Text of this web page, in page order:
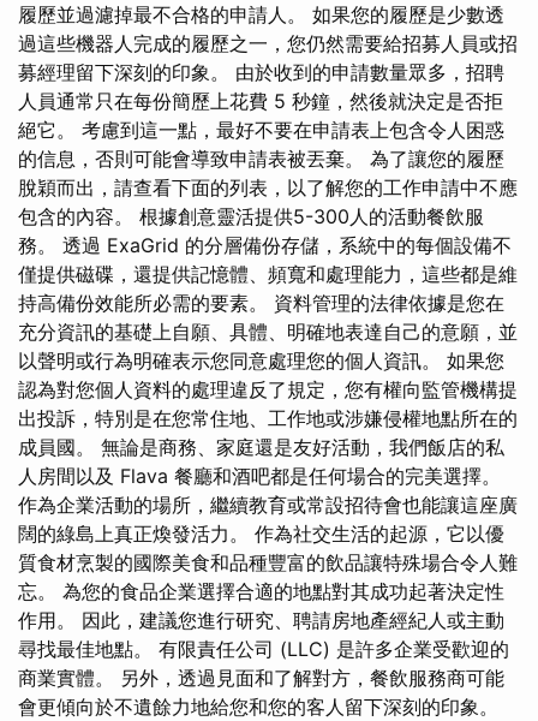
履歷並過濾掉最不合格的申請人。 如果您的履歷是少數透
過這些機器人完成的履歷之一，您仍然需要給招募人員或招
募經理留下深刻的印象。 由於收到的申請數量眾多，招聘
人員通常只在每份簡歷上花費 5 秒鐘，然後就決定是否拒
絕它。 考慮到這一點，最好不要在申請表上包含令人困惑
的信息，否則可能會導致申請表被丟棄。 為了讓您的履歷
脫穎而出，請查看下面的列表，以了解您的工作申請中不應
包含的內容。 根據創意靈活提供5-300人的活動餐飲服
務。 透過 ExaGrid 的分層備份存儲，系統中的每個設備不
僅提供磁碟，還提供記憶體、頻寬和處理能力，這些都是維
持高備份效能所必需的要素。 資料管理的法律依據是您在
充分資訊的基礎上自願、具體、明確地表達自己的意願，並
以聲明或行為明確表示您同意處理您的個人資訊。 如果您
認為對您個人資料的處理違反了規定，您有權向監管機構提
出投訴，特別是在您常住地、工作地或涉嫌侵權地點所在的
成員國。 無論是商務、家庭還是友好活動，我們飯店的私
人房間以及 Flava 餐廳和酒吧都是任何場合的完美選擇。
作為企業活動的場所，繼續教育或常設招待會也能讓這座廣
闊的綠島上真正煥發活力。 作為社交生活的起源，它以優
質食材烹製的國際美食和品種豐富的飲品讓特殊場合令人難
忘。 為您的食品企業選擇合適的地點對其成功起著決定性
作用。 因此，建議您進行研究、聘請房地產經紀人或主動
尋找最佳地點。 有限責任公司 (LLC) 是許多企業受歡迎的
商業實體。 另外，透過見面和了解對方，餐飲服務商可能
會更傾向於不遺餘力地給您和您的客人留下深刻的印象。